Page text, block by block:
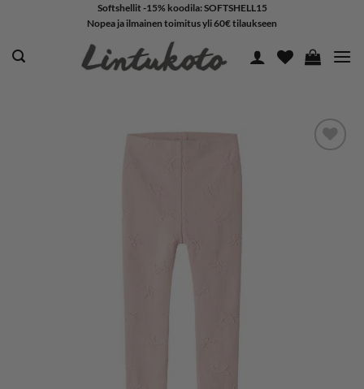
content
Softshellit -15% koodila: SOFTSHELL15
Nopea ja ilmainen toimitus yli 60€ tilaukseen